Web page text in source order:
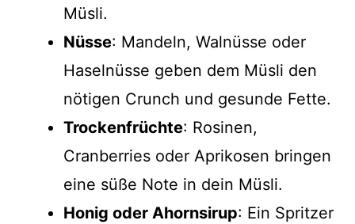
Müsli.
Nüsse: Mandeln, Walnüsse oder
Haselnüsse geben dem Müsli den
nötigen Crunch und gesunde Fette.
Trockenfrüchte: Rosinen,
Cranberries oder Aprikosen bringen
eine süße Note in dein Müsli.
Honig oder Ahornsirup: Ein Spritzer